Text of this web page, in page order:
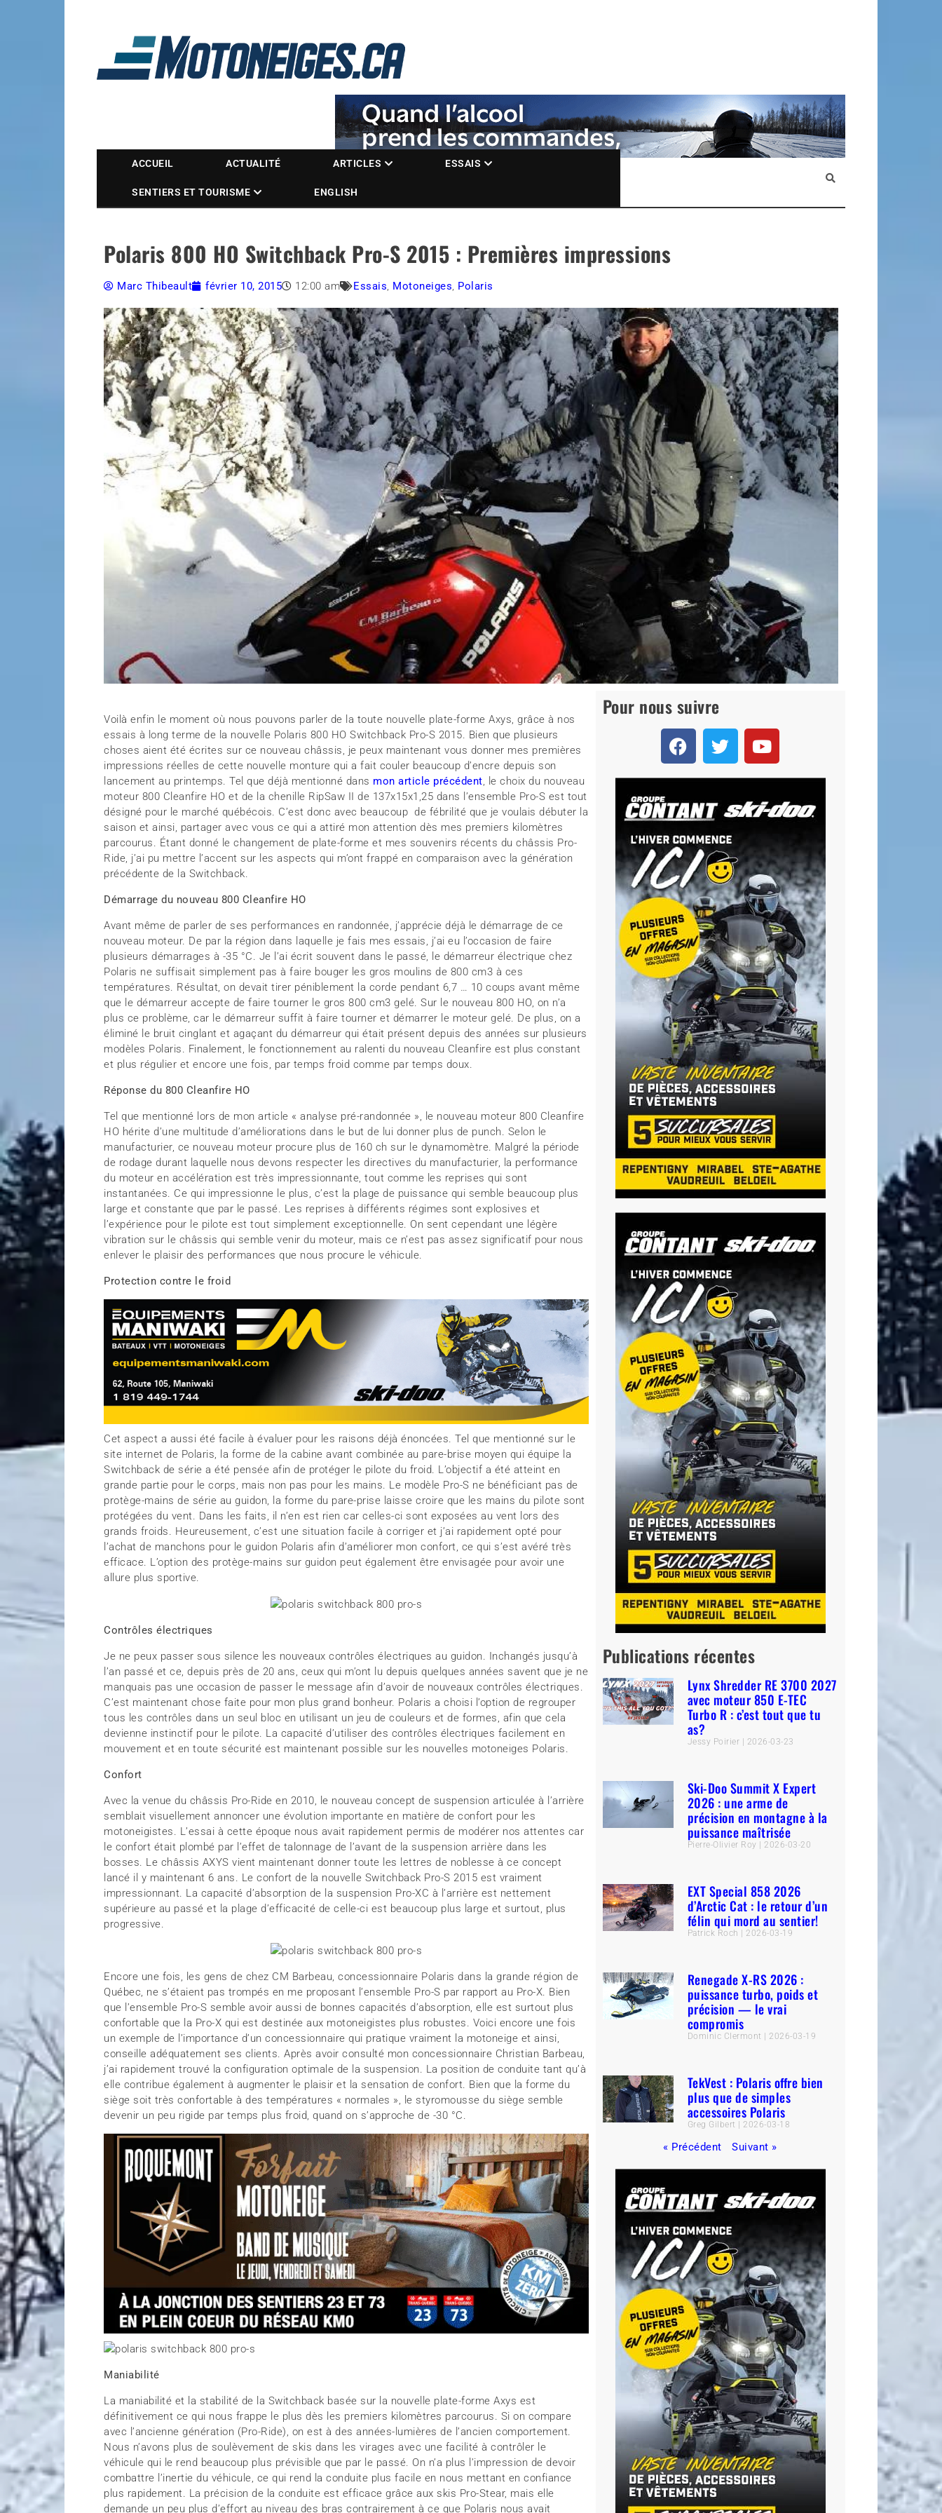
Magazine Motoneiges.ca
ACCUEIL ACTUALITÉ ARTICLES ESSAIS
SENTIERS ET TOURISME ENGLISH
Polaris 800 HO Switchback Pro-S 2015 : Premières impressions
Marc Thibeault février 10, 2015 12:00 am Essais Motoneiges Polaris
Voilà enfin le moment où nous pouvons parler de la toute nouvelle plate-forme Axys, grâce à nos
essais à long terme de la nouvelle Polaris 800 HO Switchback Pro-S 2015. Bien que plusieurs
choses aient été écrites sur ce nouveau châssis, je peux maintenant vous donner mes premières
impressions réelles de cette nouvelle monture qui a fait couler beaucoup d’encre depuis son
lancement au printemps. Tel que déjà mentionné dans mon article précédent, le choix du nouveau
moteur 800 Cleanfire HO et de la chenille RipSaw II de 137x15x1,25 dans l’ensemble Pro-S est tout
désigné pour le marché québécois. C’est donc avec beaucoup de fébrilité que je voulais débuter la
saison et ainsi, partager avec vous ce qui a attiré mon attention dès mes premiers kilomètres
parcourus. Étant donné le changement de plate-forme et mes souvenirs récents du châssis Pro-
Ride, j’ai pu mettre l’accent sur les aspects qui m’ont frappé en comparaison avec la génération
précédente de la Switchback.
Démarrage du nouveau 800 Cleanfire HO
Avant même de parler de ses performances en randonnée, j’apprécie déjà le démarrage de ce
nouveau moteur. De par la région dans laquelle je fais mes essais, j’ai eu l’occasion de faire
plusieurs démarrages à -35 °C. Je l’ai écrit souvent dans le passé, le démarreur électrique chez
Polaris ne suffisait simplement pas à faire bouger les gros moulins de 800 cm3 à ces
températures. Résultat, on devait tirer péniblement la corde pendant 6,7 … 10 coups avant même
que le démarreur accepte de faire tourner le gros 800 cm3 gelé. Sur le nouveau 800 HO, on n’a
plus ce problème, car le démarreur suffit à faire tourner et démarrer le moteur gelé. De plus, on a
éliminé le bruit cinglant et agaçant du démarreur qui était présent depuis des années sur plusieurs
modèles Polaris. Finalement, le fonctionnement au ralenti du nouveau Cleanfire est plus constant
et plus régulier et encore une fois, par temps froid comme par temps doux.
Réponse du 800 Cleanfire HO
Tel que mentionné lors de mon article « analyse pré-randonnée », le nouveau moteur 800 Cleanfire
HO hérite d’une multitude d’améliorations dans le but de lui donner plus de punch. Selon le
manufacturier, ce nouveau moteur procure plus de 160 ch sur le dynamomètre. Malgré la période
de rodage durant laquelle nous devons respecter les directives du manufacturier, la performance
du moteur en accélération est très impressionnante, tout comme les reprises qui sont
instantanées. Ce qui impressionne le plus, c’est la plage de puissance qui semble beaucoup plus
large et constante que par le passé. Les reprises à différents régimes sont explosives et
l’expérience pour le pilote est tout simplement exceptionnelle. On sent cependant une légère
vibration sur le châssis qui semble venir du moteur, mais ce n’est pas assez significatif pour nous
enlever le plaisir des performances que nous procure le véhicule.
Protection contre le froid
Cet aspect a aussi été facile à évaluer pour les raisons déjà énoncées. Tel que mentionné sur le
site internet de Polaris, la forme de la cabine avant combinée au pare-brise moyen qui équipe la
Switchback de série a été pensée afin de protéger le pilote du froid. L’objectif a été atteint en
grande partie pour le corps, mais non pas pour les mains. Le modèle Pro-S ne bénéficiant pas de
protège-mains de série au guidon, la forme du pare-prise laisse croire que les mains du pilote sont
protégées du vent. Dans les faits, il n’en est rien car celles-ci sont exposées au vent lors des
grands froids. Heureusement, c’est une situation facile à corriger et j’ai rapidement opté pour
l’achat de manchons pour le guidon Polaris afin d’améliorer mon confort, ce qui s’est avéré très
efficace. L’option des protège-mains sur guidon peut également être envisagée pour avoir une
allure plus sportive.
Contrôles électriques
Je ne peux passer sous silence les nouveaux contrôles électriques au guidon. Inchangés jusqu’à
l’an passé et ce, depuis près de 20 ans, ceux qui m’ont lu depuis quelques années savent que je ne
manquais pas une occasion de passer le message afin d’avoir de nouveaux contrôles électriques.
C’est maintenant chose faite pour mon plus grand bonheur. Polaris a choisi l’option de regrouper
tous les contrôles dans un seul bloc en utilisant un jeu de couleurs et de formes, afin que cela
devienne instinctif pour le pilote. La capacité d’utiliser des contrôles électriques facilement en
mouvement et en toute sécurité est maintenant possible sur les nouvelles motoneiges Polaris.
Confort
Avec la venue du châssis Pro-Ride en 2010, le nouveau concept de suspension articulée à l’arrière
semblait visuellement annoncer une évolution importante en matière de confort pour les
motoneigistes. L’essai à cette époque nous avait rapidement permis de modérer nos attentes car
le confort était plombé par l’effet de talonnage de l’avant de la suspension arrière dans les
bosses. Le châssis AXYS vient maintenant donner toute les lettres de noblesse à ce concept
lancé il y maintenant 6 ans. Le confort de la nouvelle Switchback Pro-S 2015 est vraiment
impressionnant. La capacité d’absorption de la suspension Pro-XC à l’arrière est nettement
supérieure au passé et la plage d’efficacité de celle-ci est beaucoup plus large et surtout, plus
progressive.
Encore une fois, les gens de chez CM Barbeau, concessionnaire Polaris dans la grande région de
Québec, ne s’étaient pas trompés en me proposant l’ensemble Pro-S par rapport au Pro-X. Bien
que l’ensemble Pro-S semble avoir aussi de bonnes capacités d’absorption, elle est surtout plus
confortable que la Pro-X qui est destinée aux motoneigistes plus robustes. Voici encore une fois
un exemple de l’importance d’un concessionnaire qui pratique vraiment la motoneige et ainsi,
conseille adéquatement ses clients. Après avoir consulté mon concessionnaire Christian Barbeau,
j’ai rapidement trouvé la configuration optimale de la suspension. La position de conduite tant qu’à
elle contribue également à augmenter le plaisir et la sensation de confort. Bien que la forme du
siège soit très confortable à des températures « normales », le styromousse du siège semble
devenir un peu rigide par temps plus froid, quand on s’approche de -30 °C.
Maniabilité
La maniabilité et la stabilité de la Switchback basée sur la nouvelle plate-forme Axys est
définitivement ce qui nous frappe le plus dès les premiers kilomètres parcourus. Si on compare
avec l’ancienne génération (Pro-Ride), on est à des années-lumières de l’ancien comportement.
Nous n’avons plus de soulèvement de skis dans les virages avec une facilité à contrôler le
véhicule qui le rend beaucoup plus prévisible que par le passé. On n’a plus l’impression de devoir
combattre l’inertie du véhicule, ce qui rend la conduite plus facile en nous mettant en confiance
plus rapidement. La précision de la conduite est efficace grâce aux skis Pro-Stear, mais elle
demande un peu plus d’effort au niveau des bras contrairement à ce que Polaris nous avait
Pour nous suivre
Publications récentes
Lynx Shredder RE 3700 2027
avec moteur 850 E-TEC
Turbo R : c’est tout que tu
as?
Jessy Poirier 2026-03-23
Ski-Doo Summit X Expert
2026 : une arme de
précision en montagne à la
puissance maîtrisée
Pierre-Olivier Roy 2026-03-20
EXT Special 858 2026
d’Arctic Cat : le retour d’un
félin qui mord au sentier!
Patrick Roch 2026-03-19
Renegade X-RS 2026 :
puissance turbo, poids et
précision — le vrai
compromis
Dominic Clermont 2026-03-19
TekVest : Polaris offre bien
plus que de simples
accessoires Polaris
Greg Gilbert 2026-03-18
« Précédent Suivant »